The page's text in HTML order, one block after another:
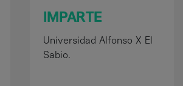
IMPARTE
Universidad Alfonso X El
Sabio.